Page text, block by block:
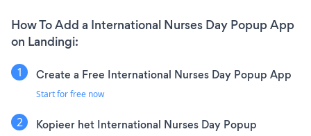
How To Add a International Nurses Day Popup App
on Landingi:
Create a Free International Nurses Day Popup App
Start for free now
Kopieer het International Nurses Day Popup